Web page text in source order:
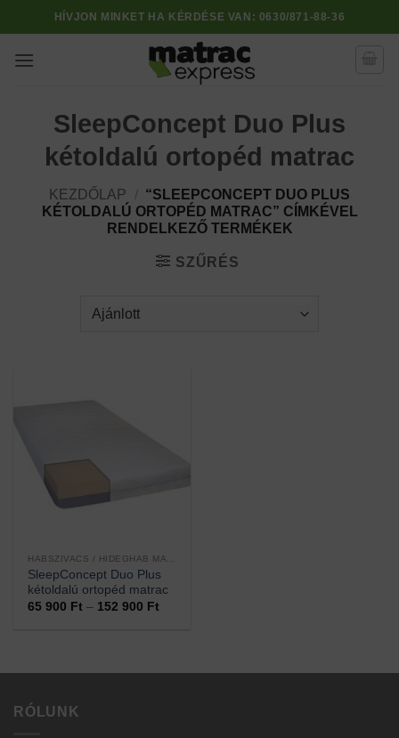
to
content
HÍVJON MINKET HA KÉRDÉSE VAN: 0630/871-88-36
SleepConcept Duo Plus
kétoldalú ortopéd matrac
KEZDŐLAP
“SLEEPCONCEPT DUO PLUS
KÉTOLDALÚ ORTOPÉD MATRAC” CÍMKÉVEL
RENDELKEZŐ TERMÉKEK
SZŰRÉS
HABSZIVACS / HIDEGHAB MATRACOK
SleepConcept Duo Plus
kétoldalú ortopéd matrac
65 900 Ft – 152 900 FtÁrtartomány:
RÓLUNK